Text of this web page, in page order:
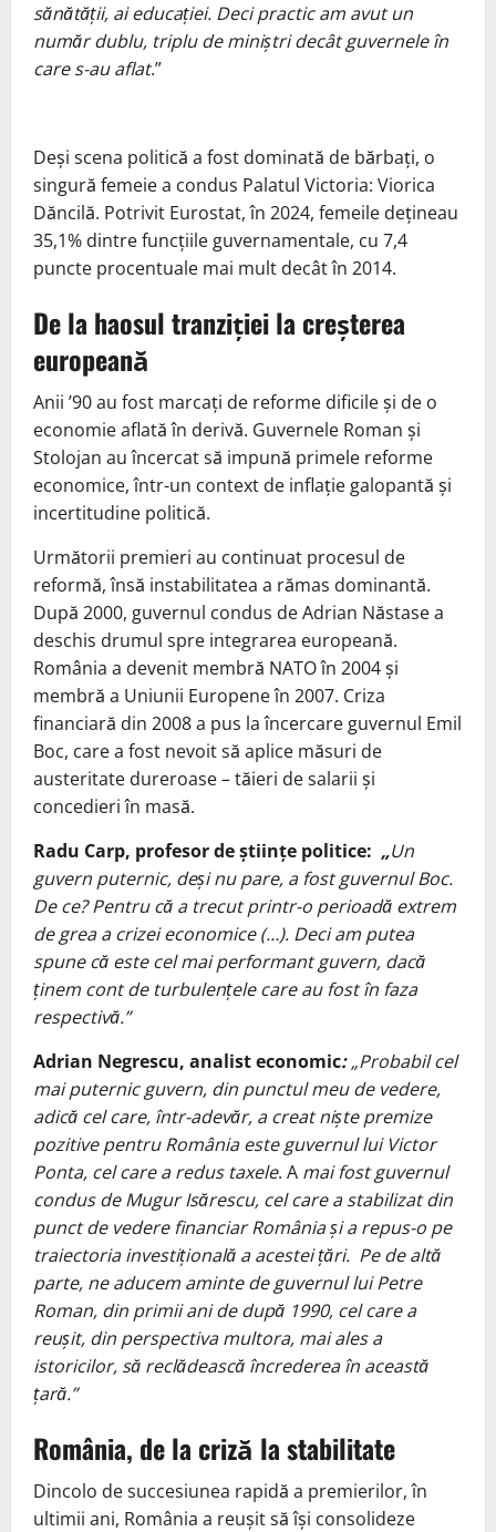
sănătății, ai educației. Deci practic am avut un
număr dublu, triplu de miniștri decât guvernele în
care s-au aflat.”
Deși scena politică a fost dominată de bărbați, o
singură femeie a condus Palatul Victoria: Viorica
Dăncilă. Potrivit Eurostat, în 2024, femeile dețineau
35,1% dintre funcțiile guvernamentale, cu 7,4
puncte procentuale mai mult decât în 2014.
De la haosul tranziției la creșterea
europeană
Anii ’90 au fost marcați de reforme dificile și de o
economie aflată în derivă. Guvernele Roman și
Stolojan au încercat să impună primele reforme
economice, într-un context de inflație galopantă și
incertitudine politică.
Următorii premieri au continuat procesul de
reformă, însă instabilitatea a rămas dominantă.
După 2000, guvernul condus de Adrian Năstase a
deschis drumul spre integrarea europeană.
România a devenit membră NATO în 2004 și
membră a Uniunii Europene în 2007. Criza
financiară din 2008 a pus la încercare guvernul Emil
Boc, care a fost nevoit să aplice măsuri de
austeritate dureroase – tăieri de salarii și
concedieri în masă.
Radu Carp, profesor de științe politice: „Un
guvern puternic, deși nu pare, a fost guvernul Boc.
De ce? Pentru că a trecut printr-o perioadă extrem
de grea a crizei economice (…). Deci am putea
spune că este cel mai performant guvern, dacă
ținem cont de turbulențele care au fost în faza
respectivă.”
Adrian Negrescu, analist economic:„Probabil cel
mai puternic guvern, din punctul meu de vedere,
adică cel care, într-adevăr, a creat niște premize
pozitive pentru România este guvernul lui Victor
Ponta, cel care a redus taxele. A mai fost guvernul
condus de Mugur Isărescu, cel care a stabilizat din
punct de vedere financiar România și a repus-o pe
traiectoria investițională a acestei țări. Pe de altă
parte, ne aducem aminte de guvernul lui Petre
Roman, din primii ani de după 1990, cel care a
reușit, din perspectiva multora, mai ales a
istoricilor, să reclădească încrederea în această
țară.”
România, de la criză la stabilitate
Dincolo de succesiunea rapidă a premierilor, în
ultimii ani, România a reușit să își consolideze